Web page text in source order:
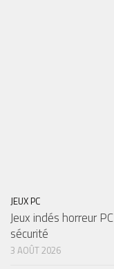
JEUX PC
Jeux indés horreur
sécurité
3 AOÛT 2026